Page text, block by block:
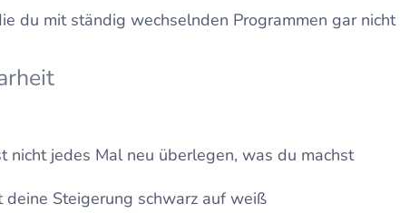
du mit ständig wechselnden Programmen gar
nicht jedes Mal neu überlegen, was du machst
deine Steigerung schwarz auf weiß